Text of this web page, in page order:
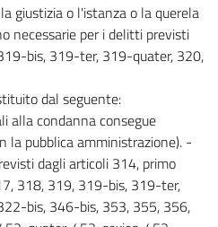
giustizia o l'istanza o la querela
necessarie per i delitti previsti
bis, 319-ter, 319-quater, 320,
dal seguente:
alla condanna consegue
la pubblica amministrazione). -
dagli articoli 314, primo
318, 319, 319-bis, 319-ter,
bis, 346-bis, 353, 355, 356,